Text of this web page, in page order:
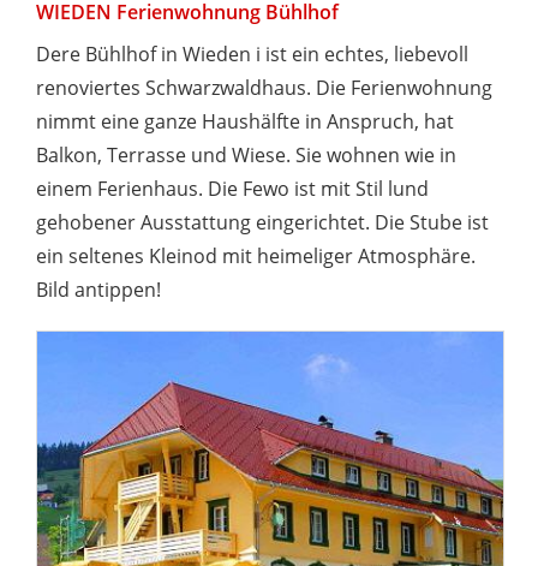
WIEDEN Ferienwohnung Bühlhof
Dere Bühlhof in Wieden i ist ein echtes, liebevoll
renoviertes Schwarzwaldhaus. Die Ferienwohnung
nimmt eine ganze Haushälfte in Anspruch, hat
Balkon, Terrasse und Wiese. Sie wohnen wie in
einem Ferienhaus. Die Fewo ist mit Stil lund
gehobener Ausstattung eingerichtet. Die Stube ist
ein seltenes Kleinod mit heimeliger Atmosphäre.
Bild antippen!